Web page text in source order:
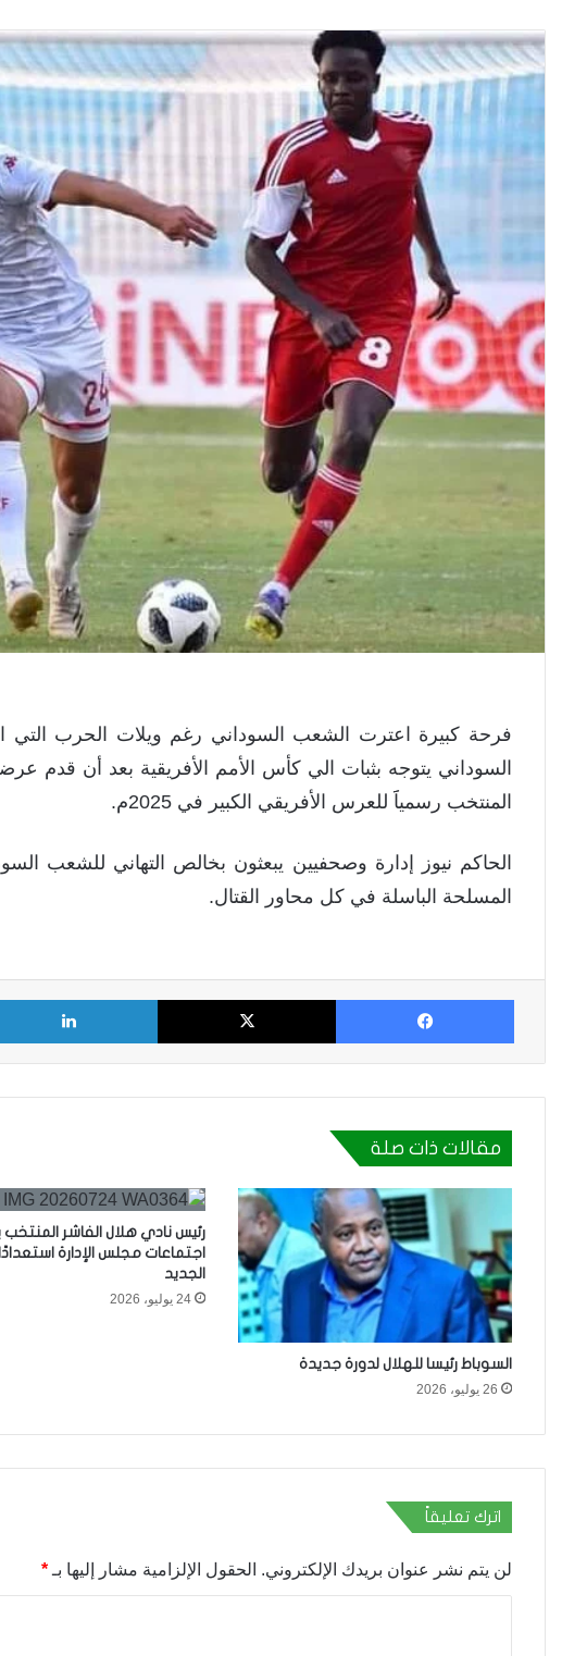
فرحة كبيرة اعترت الشعب السوداني رغم ويلات الحرب
السوداني يتوجه بثبات الي كأس الأمم الأفريقية بعد أن قدم
المنتخب رسمياََ للعرس الأفريقي الكبير في 2025م.
الحاكم نيوز إدارة وصحفيين يبعثون بخالص التهاني للشعب
المسلحة الباسلة في كل محاور القتال.
فيسبوك X
مقالات ذات صلة
السوباط رئيسا للهلال لدورة جديدة
26 يوليو، 2026
رئيس نادي هلال الفاشر المنتخب
اجتماعات مجلس الإدارة
الجديد
24 يوليو، 2026
اترك تعليقاً
لن يتم نشر عنوان بريدك الإلكتروني. الحقول الإلزامية مشار إليها بـ *